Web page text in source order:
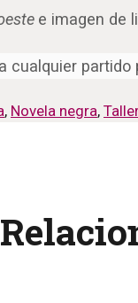
e imagen de
cualquier
, Novela negra,